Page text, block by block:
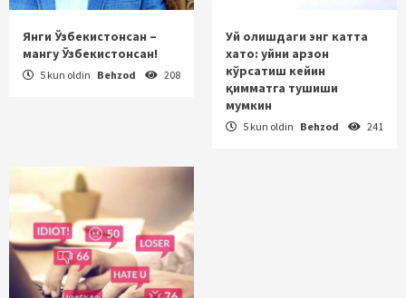
Янги Ўзбекистонсан –
мангу Ўзбекистонсан!
5 kun oldin Behzod 208
Уй олишдаги энг катта
хато: уйни арзон
кўрсатиш кейин
қимматга тушиши
мумкин
5 kun oldin Behzod 241